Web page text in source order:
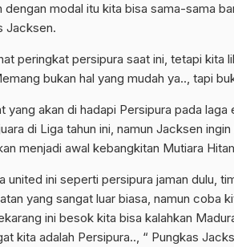
dengan modal itu kita bisa sama-sama
Jacksen.
peringkat persipura saat ini, tetapi kita
bukan hal yang mudah ya.., tapi
yang akan di hadapi Persipura pada
di Liga tahun ini, namun Jacksen
menjadi awal kebangkitan Mutiara
united ini seperti persipura jaman dulu,
yang sangat luar biasa, namun coba
ini besok kita bisa kalahkan
kita adalah Persipura.., “ Pungkas